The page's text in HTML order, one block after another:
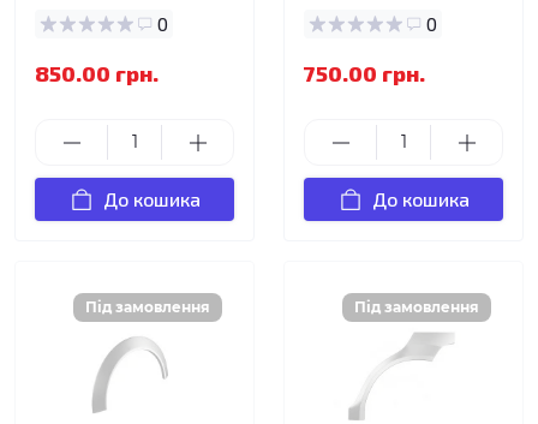
0
850.00 грн.
До кошика
0
750.00 грн.
До кошика